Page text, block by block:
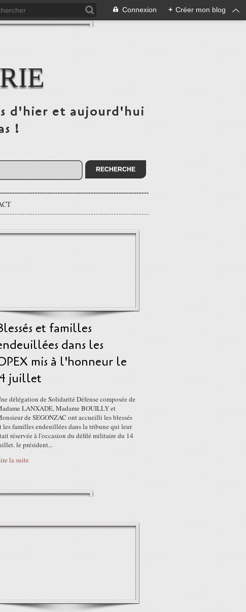
Connexion + Créer mon blog
d'hier et aujourd'hui
!
et familles
dans les
mis à l'honneur le
juillet
délégation de Solidarité Défense composée de
LANXADE, Madame BOUILLY et
de SEGONZAC ont accueilli les blessés
les familles endeuillées dans la tribune qui leur
réservée à l'occasion du défilé militaire du 14
le président...
la suite